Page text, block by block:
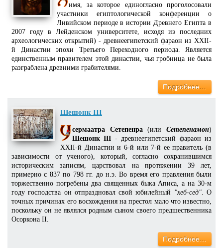
имя, за которое единогласно проголосовали
участники египтологической конференции о
Ливийском периоде в истории Древнего Египта в
2007 году в Лейденском университете, исходя из последних
археологических открытий) - древнеегипетский фараон из XXII-
й Династии эпохи Третьего Переходного периода. Является
единственным правителем этой династии, чья гробница не была
разграблена древними грабителями.
Подробнее…
Шешонк III
сермаатра Сетепенра(илиСетепенамон)
Шешонк III - древнеегипетский фараон из
XXII-й Династии и 6-й или 7-й ее правитель (в
зависимости от ученого), который, согласно сохранившимся
историческим записям, царствовал на протяжении 39 лет,
примерно с 837 по 798 гг. до н.э. Во время его правления были
торжественно погребены два священных быка Аписа, а на 30-м
году господства он отпраздновал свой юбилейный "хеб-сед". О
точных причинах его восхождения на престол мало что известно,
поскольку он не являлся родным сыном своего предшественника
Осоркона II.
Подробнее…